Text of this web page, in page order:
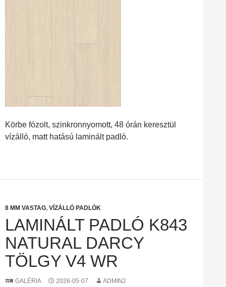
Körbe fózolt, szinkronnyomott, 48 órán keresztül
vízálló, matt hatású laminált padló.
8 MM VASTAG, VÍZÁLLÓ PADLÓK
LAMINÁLT PADLÓ K843
NATURAL DARCY
TÖLGY V4 WR
GALÉRIA 2026-05-07 ADMIN2